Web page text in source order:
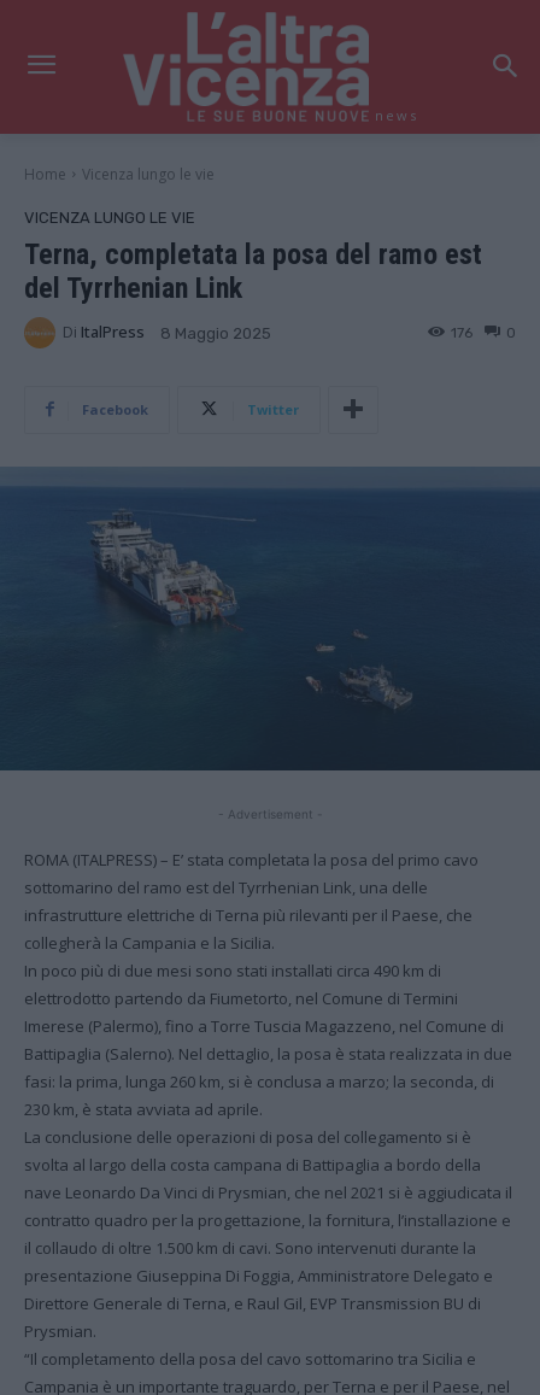
news
Home Vicenza lungo le vie
VICENZA LUNGO LE VIE
Terna, completata la posa del ramo est
del Tyrrhenian Link
Di ItalPress 8 Maggio 2025 0
176
Facebook Twitter
- Advertisement -
ROMA (ITALPRESS) – E’ stata completata la posa del primo cavo
sottomarino del ramo est del Tyrrhenian Link, una delle
infrastrutture elettriche di Terna più rilevanti per il Paese, che
collegherà la Campania e la Sicilia.
In poco più di due mesi sono stati installati circa 490 km di
elettrodotto partendo da Fiumetorto, nel Comune di Termini
Imerese (Palermo), fino a Torre Tuscia Magazzeno, nel Comune di
Battipaglia (Salerno). Nel dettaglio, la posa è stata realizzata in due
fasi: la prima, lunga 260 km, si è conclusa a marzo; la seconda, di
230 km, è stata avviata ad aprile.
La conclusione delle operazioni di posa del collegamento si è
svolta al largo della costa campana di Battipaglia a bordo della
nave Leonardo Da Vinci di Prysmian, che nel 2021 si è aggiudicata il
contratto quadro per la progettazione, la fornitura, l’installazione e
il collaudo di oltre 1.500 km di cavi. Sono intervenuti durante la
presentazione Giuseppina Di Foggia, Amministratore Delegato e
Direttore Generale di Terna, e Raul Gil, EVP Transmission BU di
Prysmian.
“Il completamento della posa del cavo sottomarino tra Sicilia e
Campania è un importante traguardo, per Terna e per il Paese, nel